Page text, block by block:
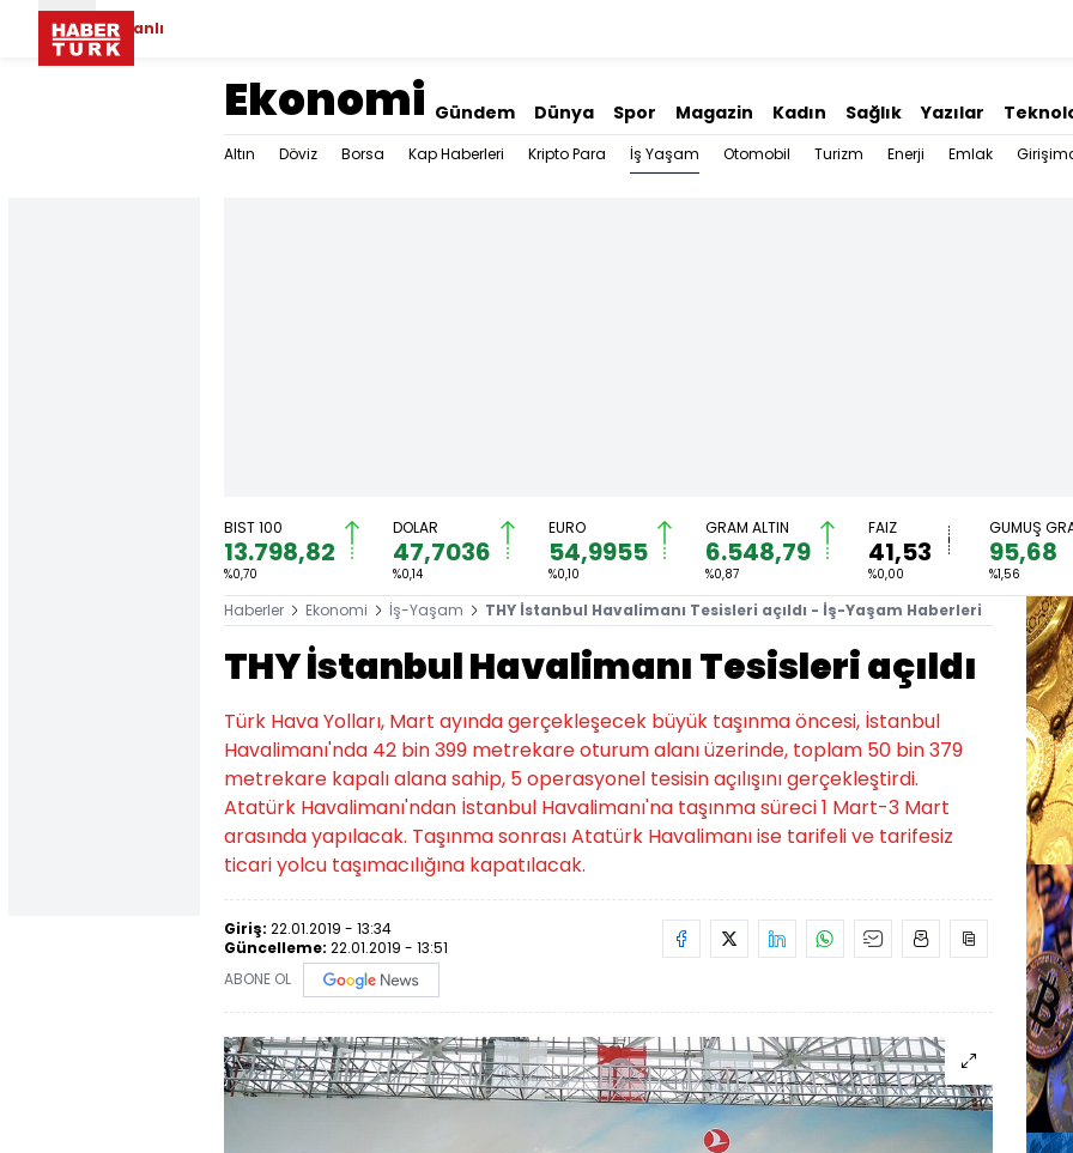
Canlı
Ekonomi Gündem Dünya Spor Magazin Kadın Sağlık Yazılar
Altın Döviz Borsa Kap Haberleri Kripto Para İş Yaşam Otomobil Turizm Enerji Emlak
BIST 100
13.798,82
%0,70
DOLAR
47,7036
%0,14
EURO
54,9955
%0,10
GRAM ALTIN
6.548,79
%0,87
FAİZ
41,53
%0,00
GÜMÜŞ
95,68
%1,56
Haberler Ekonomi İş-Yaşam THY İstanbul Havalimanı Tesisleri açıldı - İş-Yaşam Haberleri
THY İstanbul Havalimanı Tesisleri açıldı
Türk Hava Yolları, Mart ayında gerçekleşecek büyük taşınma öncesi, İstanbul
Havalimanı'nda 42 bin 399 metrekare oturum alanı üzerinde, toplam 50 bin 379
metrekare kapalı alana sahip, 5 operasyonel tesisin açılışını gerçekleştirdi.
Atatürk Havalimanı'ndan İstanbul Havalimanı'na taşınma süreci 1 Mart-3 Mart
arasında yapılacak. Taşınma sonrası Atatürk Havalimanı ise tarifeli ve tarifesiz
ticari yolcu taşımacılığına kapatılacak.
Giriş: 22.01.2019 - 13:34
Güncelleme: 22.01.2019 - 13:51
ABONE OL